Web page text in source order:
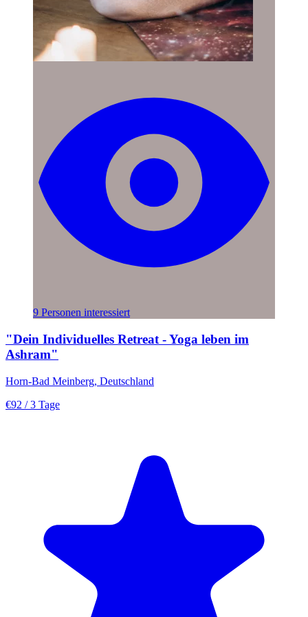
9 Personen interessiert
"Dein Individuelles Retreat - Yoga leben im
Ashram"
Horn-Bad Meinberg, Deutschland
€92 / 3 Tage